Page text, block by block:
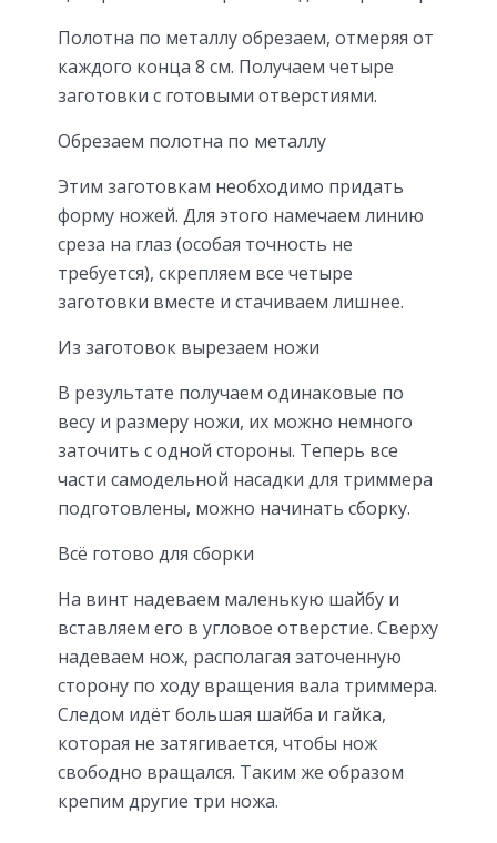
Полотна по металлу обрезаем, отмеряя от
каждого конца 8 см. Получаем четыре
заготовки с готовыми отверстиями.
Обрезаем полотна по металлу
Этим заготовкам необходимо придать
форму ножей. Для этого намечаем линию
среза на глаз (особая точность не
требуется), скрепляем все четыре
заготовки вместе и стачиваем лишнее.
Из заготовок вырезаем ножи
В результате получаем одинаковые по
весу и размеру ножи, их можно немного
заточить с одной стороны. Теперь все
части самодельной насадки для триммера
подготовлены, можно начинать сборку.
Всё готово для сборки
На винт надеваем маленькую шайбу и
вставляем его в угловое отверстие. Сверху
надеваем нож, располагая заточенную
сторону по ходу вращения вала триммера.
Следом идёт большая шайба и гайка,
которая не затягивается, чтобы нож
свободно вращался. Таким же образом
крепим другие три ножа.